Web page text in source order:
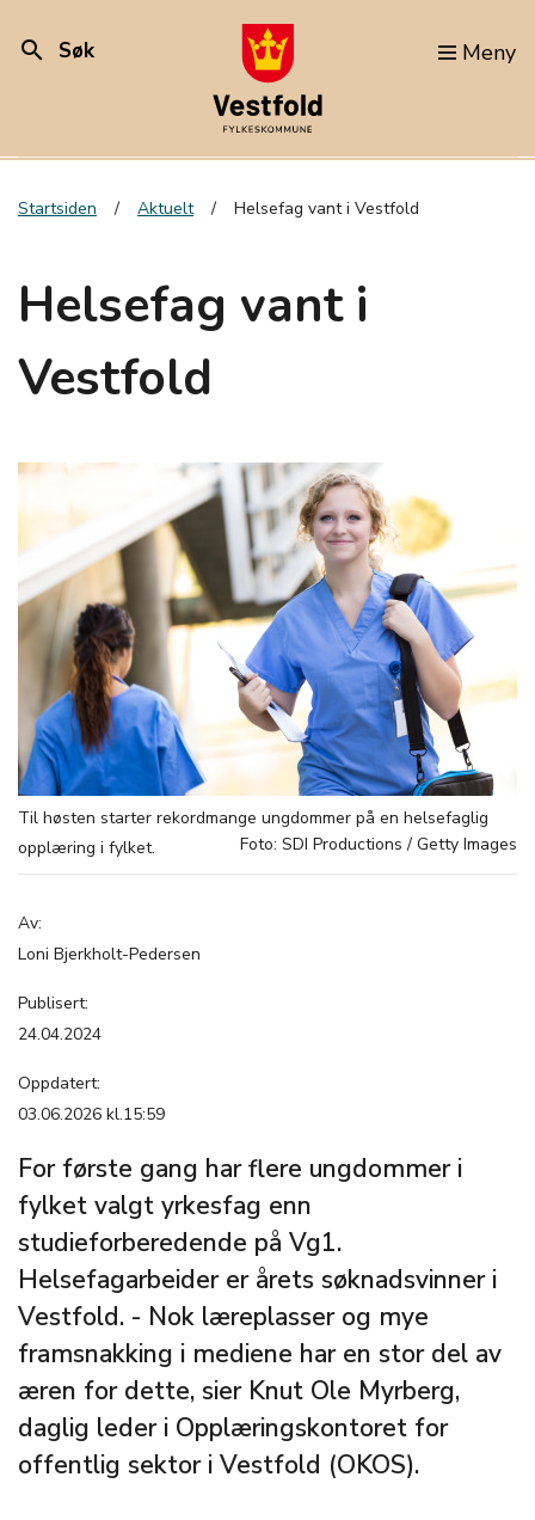
search Søk Meny
Startsiden Aktuelt Helsefag vant i Vestfold
Helsefag vant i
Vestfold
Til høsten starter rekordmange ungdommer på en helsefaglig
opplæring i fylket.
Foto: SDI Productions / Getty Images
Av:
Loni Bjerkholt-Pedersen
Publisert:
24.04.2024
Oppdatert:
03.06.2026 kl.15:59
For første gang har flere ungdommer i
fylket valgt yrkesfag enn
studieforberedende på Vg1.
Helsefagarbeider er årets søknadsvinner i
Vestfold. - Nok læreplasser og mye
framsnakking i mediene har en stor del av
æren for dette, sier Knut Ole Myrberg,
daglig leder i Opplæringskontoret for
offentlig sektor i Vestfold (OKOS).